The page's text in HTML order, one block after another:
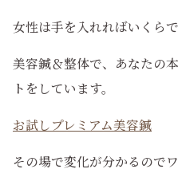
女性は手を入れればいくら
美容鍼＆整体で、あなたの
トをしています。
お試しプレミアム美容鍼
その場で変化が分かるので